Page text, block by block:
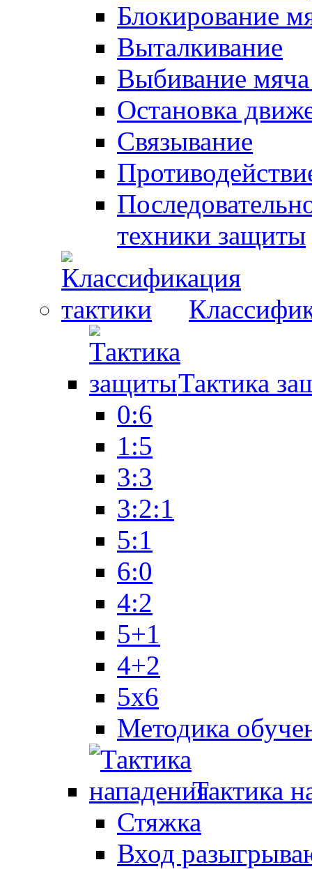
Блокирование
Выталкивание
Выбивание
Остановка
Связывание
техники защиты
Тактика
0:6
1:5
3:3
3:2:1
5:1
6:0
4:2
5+1
4+2
5x6
Методика
Тактика
Стяжка
Вход